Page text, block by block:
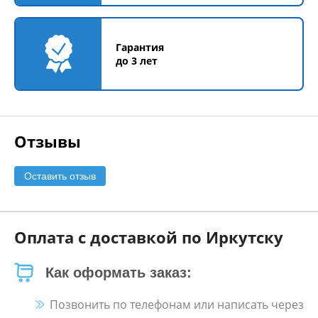
Гарантия
до 3 лет
Отзывы
Оставить отзыв
Оплата с доставкой по Иркутску
Как оформать заказ:
Позвонить по телефонам или написать через